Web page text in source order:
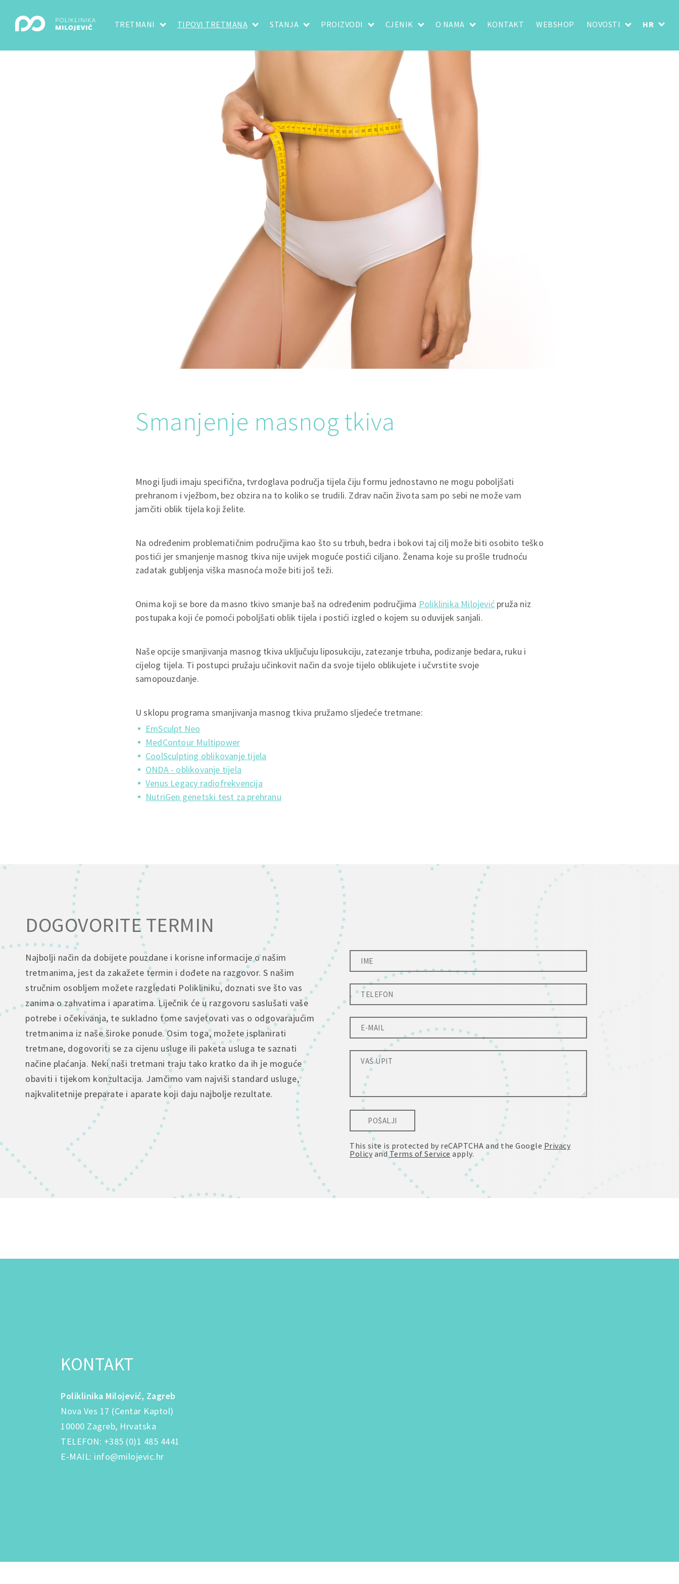
TRETMANI TIPOVI TRETMANA STANJA PROIZVODI CJENIK O NAMA KONTAKT WEBSHOP NOVOSTI HR
Smanjenje masnog tkiva
Mnogi ljudi imaju specifična, tvrdoglava područja tijela čiju formu jednostavno ne mogu poboljšati
prehranom i vježbom, bez obzira na to koliko se trudili. Zdrav način života sam po sebi ne može vam
jamčiti oblik tijela koji želite.
Na određenim problematičnim područjima kao što su trbuh, bedra i bokovi taj cilj može biti osobito teško
postići jer smanjenje masnog tkiva nije uvijek moguće postići ciljano. Ženama koje su prošle trudnoću
zadatak gubljenja viška masnoća može biti još teži.
Onima koji se bore da masno tkivo smanje baš na određenim područjima Poliklinika Milojević pruža niz
postupaka koji će pomoći poboljšati oblik tijela i postići izgled o kojem su oduvijek sanjali.
Naše opcije smanjivanja masnog tkiva uključuju liposukciju, zatezanje trbuha, podizanje bedara, ruku i
cijelog tijela. Ti postupci pružaju učinkovit način da svoje tijelo oblikujete i učvrstite svoje
samopouzdanje.
U sklopu programa smanjivanja masnog tkiva pružamo sljedeće tretmane:
EmSculpt Neo
MedContour Multipower
CoolSculpting oblikovanje tijela
ONDA - oblikovanje tijela
Venus Legacy radiofrekvencija
NutriGen genetski test za prehranu
DOGOVORITE TERMIN
Najbolji način da dobijete pouzdane i korisne informacije o našim
tretmanima, jest da zakažete termin i dođete na razgovor. S našim
stručnim osobljem možete razgledati Polikliniku, doznati sve što vas
zanima o zahvatima i aparatima. Liječnik će u razgovoru saslušati vaše
potrebe i očekivanja, te sukladno tome savjetovati vas o odgovarajućim
tretmanima iz naše široke ponude. Osim toga, možete isplanirati
tretmane, dogovoriti se za cijenu usluge ili paketa usluga te saznati
načine plaćanja. Neki naši tretmani traju tako kratko da ih je moguće
obaviti i tijekom konzultacija. Jamčimo vam najviši standard usluge,
najkvalitetnije preparate i aparate koji daju najbolje rezultate.
POŠALJI
This site is protected by reCAPTCHA and the Google Privacy
Policy and Terms of Service apply.
KONTAKT
Poliklinika Milojević, Zagreb
Nova Ves 17 (Centar Kaptol)
10000 Zagreb, Hrvatska
TELEFON: +385 (0)1 485 4441
E-MAIL: info@milojevic.hr